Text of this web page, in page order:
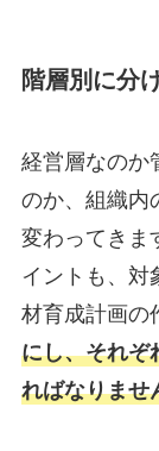
階層別に分
経営層なのか
のか、組織内
変わってきま
イントも、対
材育成計画の
にし、それぞ
ればなりませ